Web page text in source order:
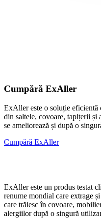
Cumpără ExAller
ExAller este o soluție
din saltele, covoare, tapițerii și
se ameliorează și după o
Cumpără ExAller
ExAller este un produs testat
renume mondial care extrage
care trăiesc în covoare,
alergiilor după o singură